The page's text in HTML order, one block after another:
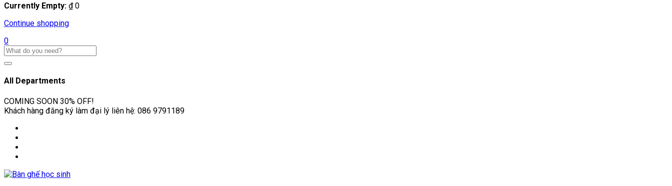
Currently Empty: ₫0
Continue shopping
0
All Departments
COMING SOON 30% OFF!
Khách hàng đăng ký làm đại lý liên hệ: 086 9791189